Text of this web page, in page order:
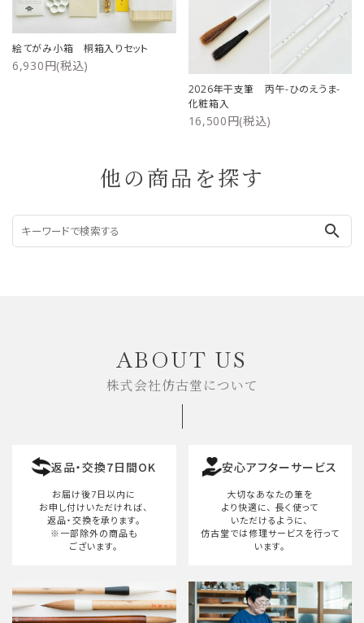
絵てがみ小箱 桐箱入りセット
6,930円(税込)
2026年干支筆 丙午-ひのえうま-
化粧箱入
16,500円(税込)
他の商品を探す
search
ABOUT US
株式会社仿古堂について
返品・交換7日間OK
お届け後7日以内に
お申し付けいただければ、
返品・交換を承ります。
※一部除外の商品も
ございます。
安心アフターサービス
大切なあなたの筆を
より快適に、 長く使って
いただけるように、
仿古堂では修理サービスを行って
います。